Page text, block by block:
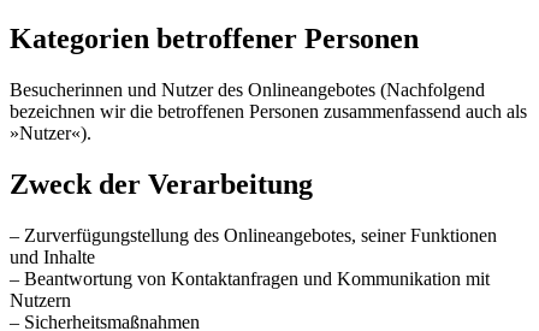
Kategorien betroffener Personen
Besucherinnen und Nutzer des Onlineangebotes (Nachfolgend
bezeichnen wir die betroffenen Personen zusammenfassend auch als
»Nutzer«).
Zweck der Verarbeitung
– Zurverfügungstellung des Onlineangebotes, seiner Funktionen
und Inhalte
– Beantwortung von Kontaktanfragen und Kommunikation mit
Nutzern
– Sicherheitsmaßnahmen